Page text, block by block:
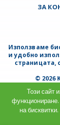
ЗА
Използваме
и удобно
страницата,
© 2026
Този сайт
на